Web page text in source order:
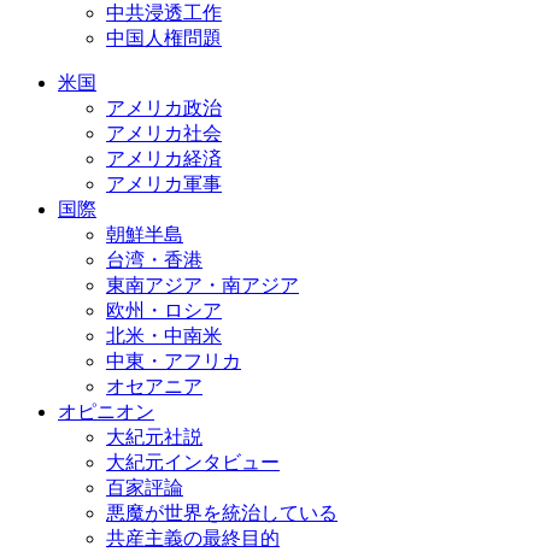
中共浸透工作
中国人権問題
米国
アメリカ政治
アメリカ社会
アメリカ経済
アメリカ軍事
国際
朝鮮半島
台湾・香港
東南アジア・南アジア
欧州・ロシア
北米・中南米
中東・アフリカ
オセアニア
オピニオン
大紀元社説
大紀元インタビュー
百家評論
悪魔が世界を統治している
共産主義の最終目的